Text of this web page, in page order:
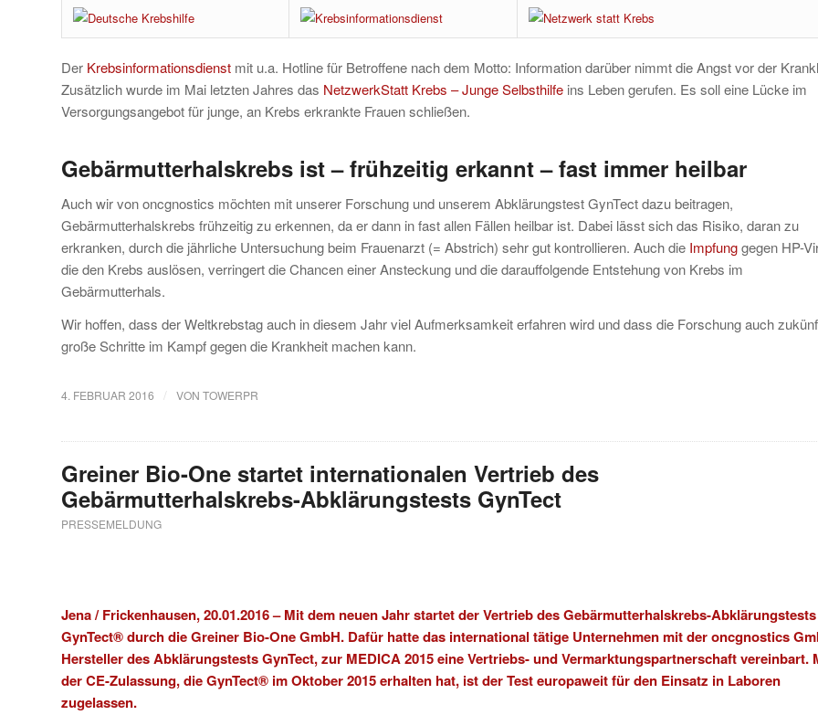
Der Krebsinformationsdienst mit u.a. Hotline für Betroffene nach dem Motto: Information darüber nimmt die Angst vor der
Zusätzlich wurde im Mai letzten Jahres das NetzwerkStatt Krebs – Junge Selbsthilfe ins Leben gerufen. Es soll eine Lücke im
Versorgungsangebot für junge, an Krebs erkrankte Frauen schließen.
Gebärmutterhalskrebs ist – frühzeitig erkannt – fast immer heilbar
Auch wir von oncgnostics möchten mit unserer Forschung und unserem Abklärungstest GynTect dazu beitragen,
Gebärmutterhalskrebs frühzeitig zu erkennen, da er dann in fast allen Fällen heilbar ist. Dabei lässt sich das Risiko, daran zu
erkranken, durch die jährliche Untersuchung beim Frauenarzt (= Abstrich) sehr gut kontrollieren. Auch die Impfunggegen HP-
die den Krebs auslösen, verringert die Chancen einer Ansteckung und die darauffolgende Entstehung von Krebs im
Gebärmutterhals.
Wir hoffen, dass der Weltkrebstag auch in diesem Jahr viel Aufmerksamkeit erfahren wird und dass die Forschung auch
große Schritte im Kampf gegen die Krankheit machen kann.
4. FEBRUAR 2016 / VON TOWERPR
Greiner Bio-One startet internationalen Vertrieb des
Gebärmutterhalskrebs-Abklärungstests GynTect
PRESSEMELDUNG
Jena / Frickenhausen, 20.01.2016 – Mit dem neuen Jahr startet der Vertrieb des Gebärmutterhalskrebs-Abklärungstests
GynTect® durch dieGreiner Bio-One GmbH. Dafür hatte das international tätige Unternehmen mit deroncgnostics
Hersteller des Abklärungstests GynTect, zur MEDICA 2015 eine Vertriebs- und Vermarktungspartnerschaft vereinbart.
der CE-Zulassung, die GynTect® im Oktober 2015 erhalten hat, ist der Test europaweit für den Einsatz in Laboren
zugelassen.